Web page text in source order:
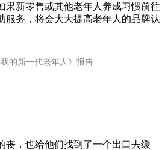
果新零售或其他老年人养成习惯前往
服务，将会大大提高老年人的品牌认
我的新一代老年人》报告
丧，也给他们找到了一个出口去缓